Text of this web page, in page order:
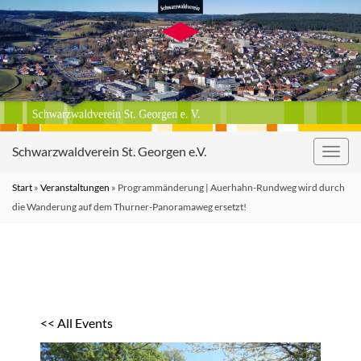
Schwarzwaldverein St. Georgen e.V.
Start » Veranstaltungen » Programmänderung | Auerhahn-Rundweg wird durch
die Wanderung auf dem Thurner-Panoramaweg ersetzt!
<< All Events